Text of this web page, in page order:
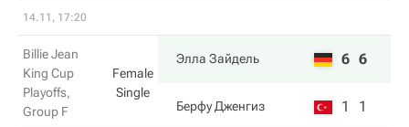
14.11, 17:20
Billie Jean
King Cup
Playoffs,
Group F
Female
Single
Элла Зайдель 6 6
Берфу Дженгиз 1 1